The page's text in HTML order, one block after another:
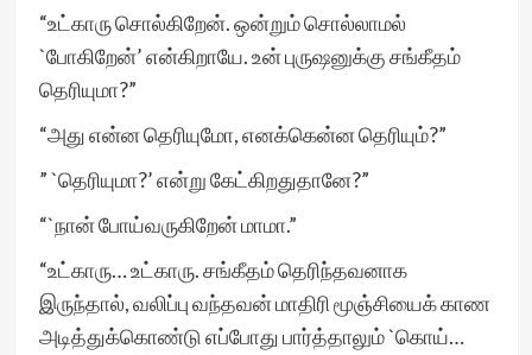
“உட்காரு சொல்கிறேன். ஒன்றும் சொல்லாமல்
`போகிறேன்’ என்கிறாயே. உன் புருஷனுக்கு சங்கீதம்
தெரியுமா?”
“அது என்ன தெரியுமோ, எனக்கென்ன தெரியும்?”
” `தெரியுமா?’ என்று கேட்கிறதுதானே?”
“`நான் போய்வருகிறேன் மாமா.”
“உட்காரு… உட்காரு. சங்கீதம் தெரிந்தவனாக
இருந்தால், வலிப்பு வந்தவன் மாதிரி மூஞ்சியைக் காண
அடித்துக்கொண்டு எப்போது பார்த்தாலும் `கொய்…